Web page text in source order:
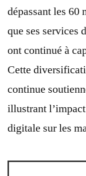
dépassant les
que ses services
ont continué à
Cette
continue
illustrant
digitale sur les